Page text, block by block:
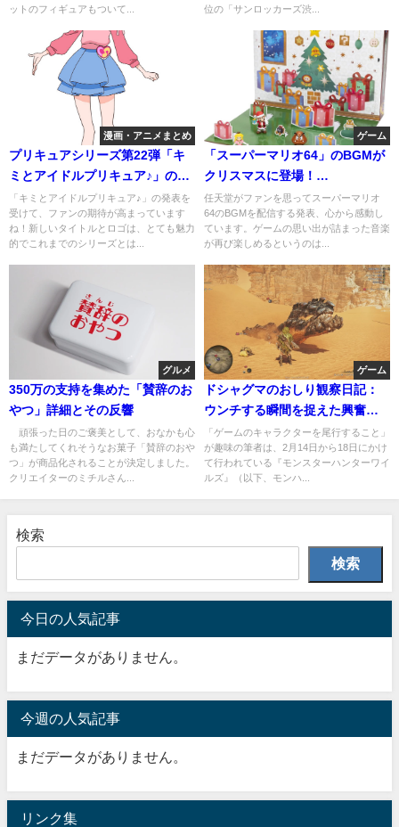
ットのフィギュアもついて...
位の「サンロッカーズ渋...
漫画・アニメまとめ
プリキュアシリーズ第22弾「キ
ミとアイドルプリキュア♪」の最
新情報とロゴをチェック
「キミとアイドルプリキュア♪」の発表を
受けて、ファンの期待が高まっています
ね！新しいタイトルとロゴは、とても魅力
的でこれまでのシリーズとは...
ゲーム
「スーパーマリオ64」のBGMが
クリスマスに登場！
NintendoMusicで楽しもう
任天堂がファンを思ってスーパーマリオ
64のBGMを配信する発表、心から感動し
ています。ゲームの思い出が詰まった音楽
が再び楽しめるというのは...
グルメ
350万の支持を集めた「賛辞のお
やつ」詳細とその反響
頑張った日のご褒美として、おなかも心
も満たしてくれそうなお菓子「賛辞のおや
つ」が商品化されることが決定しました。
クリエイターのミチルさん...
ゲーム
ドシャグマのおしり観察日記：
ウンチする瞬間を捉えた興奮の
記録
「ゲームのキャラクターを尾行すること」
が趣味の筆者は、2月14日から18日にかけ
て行われている『モンスターハンターワイ
ルズ』（以下、モンハ...
検索
検索
今日の人気記事
まだデータがありません。
今週の人気記事
まだデータがありません。
リンク集